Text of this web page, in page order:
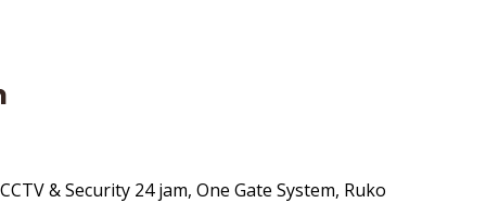
& Security 24 jam, One Gate System, Ruko